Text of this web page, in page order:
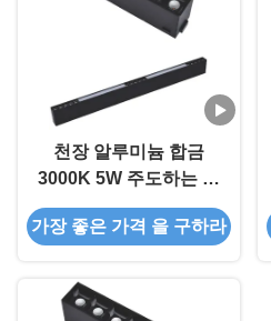
천장 알루미늄 합금
3000K 5W 주도하는 트
랙 빛
가장 좋은 가격 을 구하라